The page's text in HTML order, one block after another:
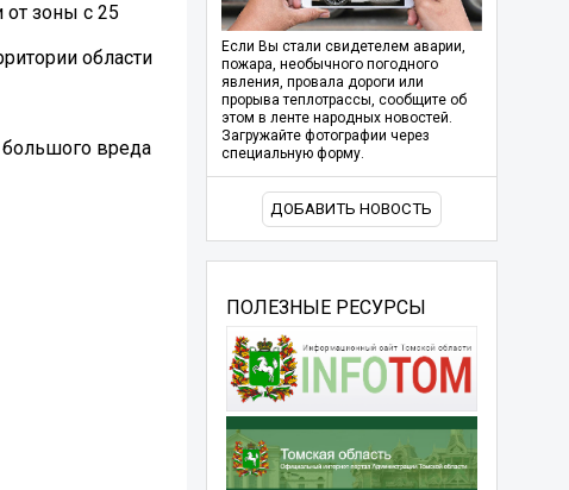
от зоны с 25
области
большого вреда
Если Вы стали свидетелем аварии,
пожара, необычного погодного
явления, провала дороги или
прорыва теплотрассы, сообщите об
этом в ленте народных новостей.
Загружайте фотографии через
специальную форму.
ДОБАВИТЬ НОВОСТЬ
ПОЛЕЗНЫЕ РЕСУРСЫ